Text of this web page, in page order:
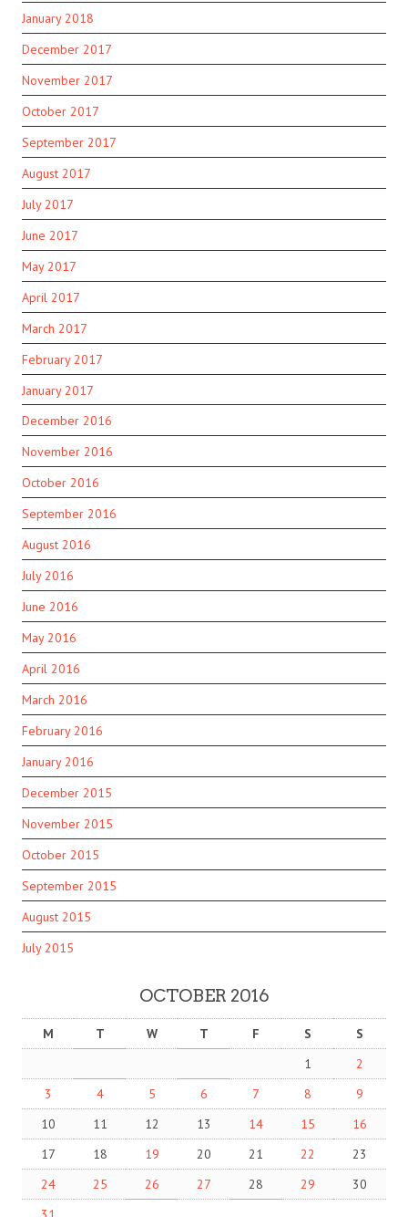
January 2018
December 2017
November 2017
October 2017
September 2017
August 2017
July 2017
June 2017
May 2017
April 2017
March 2017
February 2017
January 2017
December 2016
November 2016
October 2016
September 2016
August 2016
July 2016
June 2016
May 2016
April 2016
March 2016
February 2016
January 2016
December 2015
November 2015
October 2015
September 2015
August 2015
July 2015
OCTOBER 2016
M T W T F S
S
1
2
3
4 5 6 7 8
9
10
11 12 13 14 15
16
17
18 19 20 21 22
23
24
25 26 27 28 29
30